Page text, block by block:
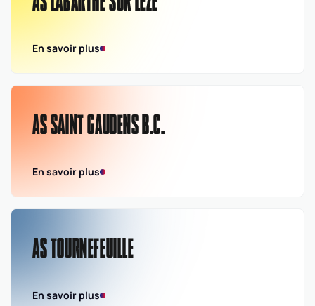
En savoir plus
AS SAINT GAUDENS B.C.
En savoir plus
AS TOURNEFEUILLE
En savoir plus